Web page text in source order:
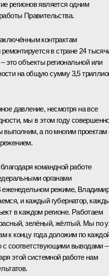
регионов является одним
Правительства.
контрактам
ремонтируется в стране 24
это объекты региональной или
на общую сумму 3,5
давление, несмотря на все
мы в этом году
выполним, а по многим проектам
командной работе
органами
еженедельном режиме, Владимир
и каждый губернатор,
в каждом регионе. Работаем
зелёный, жёлтый. Мы по
к концу года доложим по
с соответствующими выводами –
этой системной работе нам